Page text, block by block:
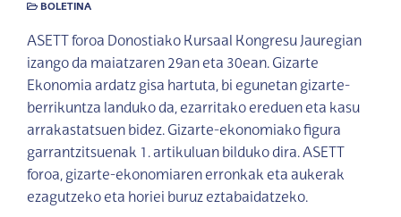
BOLETINA
ASETT foroa Donostiako Kursaal Kongresu Jauregian
izango da maiatzaren 29an eta 30ean. Gizarte
Ekonomia ardatz gisa hartuta, bi egunetan gizarte-
berrikuntza landuko da, ezarritako ereduen eta kasu
arrakastatsuen bidez. Gizarte-ekonomiako figura
garrantzitsuenak 1. artikuluan bilduko dira. ASETT
foroa, gizarte-ekonomiaren erronkak eta aukerak
ezagutzeko eta horiei buruz eztabaidatzeko.